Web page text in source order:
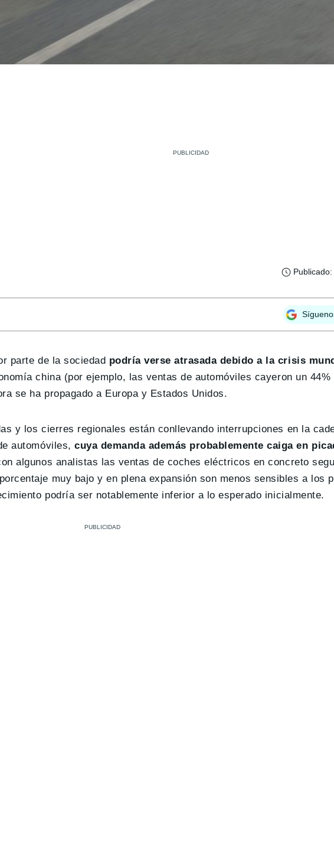
Publicado:
parte de la sociedad podría verse atrasada debido a la crisis
china (por ejemplo, las ventas de automóviles cayeron un 44%
se ha propagado a Europa y Estados Unidos.
y los cierres regionales están conllevando interrupciones en la
automóviles, cuya demanda además probablemente caiga en
algunos analistas las ventas de coches eléctricos en concreto
muy bajo y en plena expansión son menos sensibles a los
podría ser notablemente inferior a lo esperado inicialmente.